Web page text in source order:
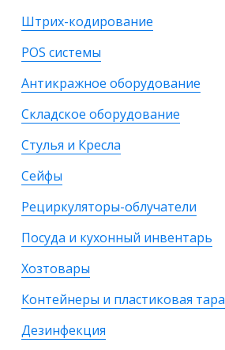
Штрих-кодирование
POS системы
Антикражное оборудование
Складское оборудование
Стулья и Кресла
Сейфы
Рециркуляторы-облучатели
Посуда и кухонный инвентарь
Хозтовары
Контейнеры и пластиковая тара
Дезинфекция